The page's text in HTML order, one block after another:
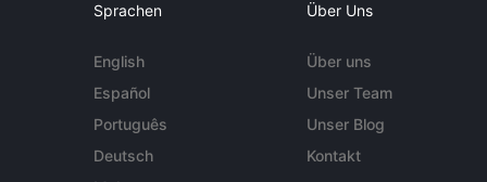
Sprachen
English
Español
Português
Deutsch
Über Uns
Über uns
Unser Team
Unser Blog
Kontakt